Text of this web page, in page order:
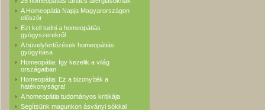
A Homeopátia Napja Magyarországon
először
Ezt kell tudni a homeopátiás
gyógyszerekről
A hüvelyfertőzések homeopátiás
gyógyítása
Homeopátia: Így kezelik a világ
országaiban
Homeopátia: Ez a bizonyíték a
hatékonyságra!
A homeopátia tudományos kritikája
Segítsünk magunkon ásványi sókkal